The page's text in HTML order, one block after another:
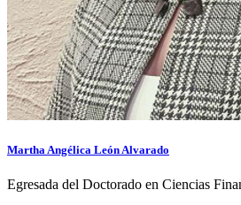
Martha Angélica León Alvarado
Egresada del Doctorado en Ciencias